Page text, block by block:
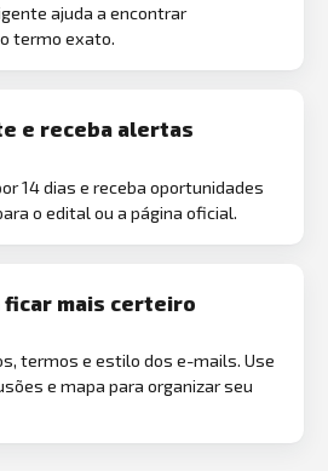
ajuda a encontrar
termo exato.
e receba alertas
14 dias e receba oportunidades
o edital ou a página oficial.
ficar mais certeiro
termos e estilo dos e-mails. Use
e mapa para organizar seu